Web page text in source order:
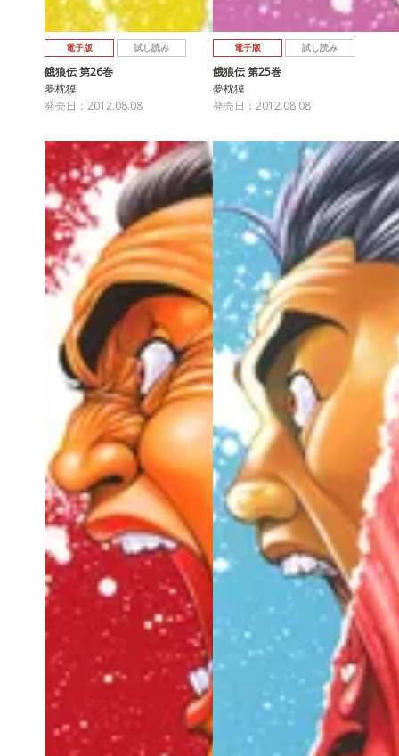
電子版 試し読み
餓狼伝 第26巻
夢枕獏
発売日：2012.08.08
電子版 試し読み
餓狼伝 第25巻
夢枕獏
発売日：2012.08.08